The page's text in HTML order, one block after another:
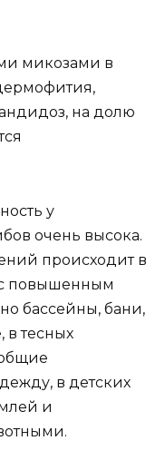
микозами в
на долю
у
очень высока.
происходит в
с повышенным
бассейны, бани,
тесных
в детских
и